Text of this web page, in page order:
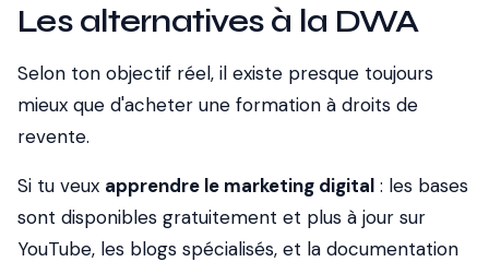
Les alternatives à la DWA
Selon ton objectif réel, il existe presque toujours
mieux que d'acheter une formation à droits de
revente.
Si tu veux apprendre le marketing digital : les bases
sont disponibles gratuitement et plus à jour sur
YouTube, les blogs spécialisés, et la documentation